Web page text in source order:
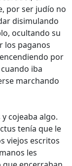
por ser judío no
disimulando
ocultando su
los paganos
por
iba
marchando
cojeaba algo.
tenía que le
viejos escritos
les